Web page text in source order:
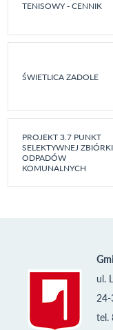
TENISOWY - CENNIK
ŚWIETLICA ZADOLE
PROJEKT 3.7 PUNKT
SELEKTYWNEJ ZBIÓRKI
ODPADÓW
KOMUNALNYCH
ul.
24-
tel.